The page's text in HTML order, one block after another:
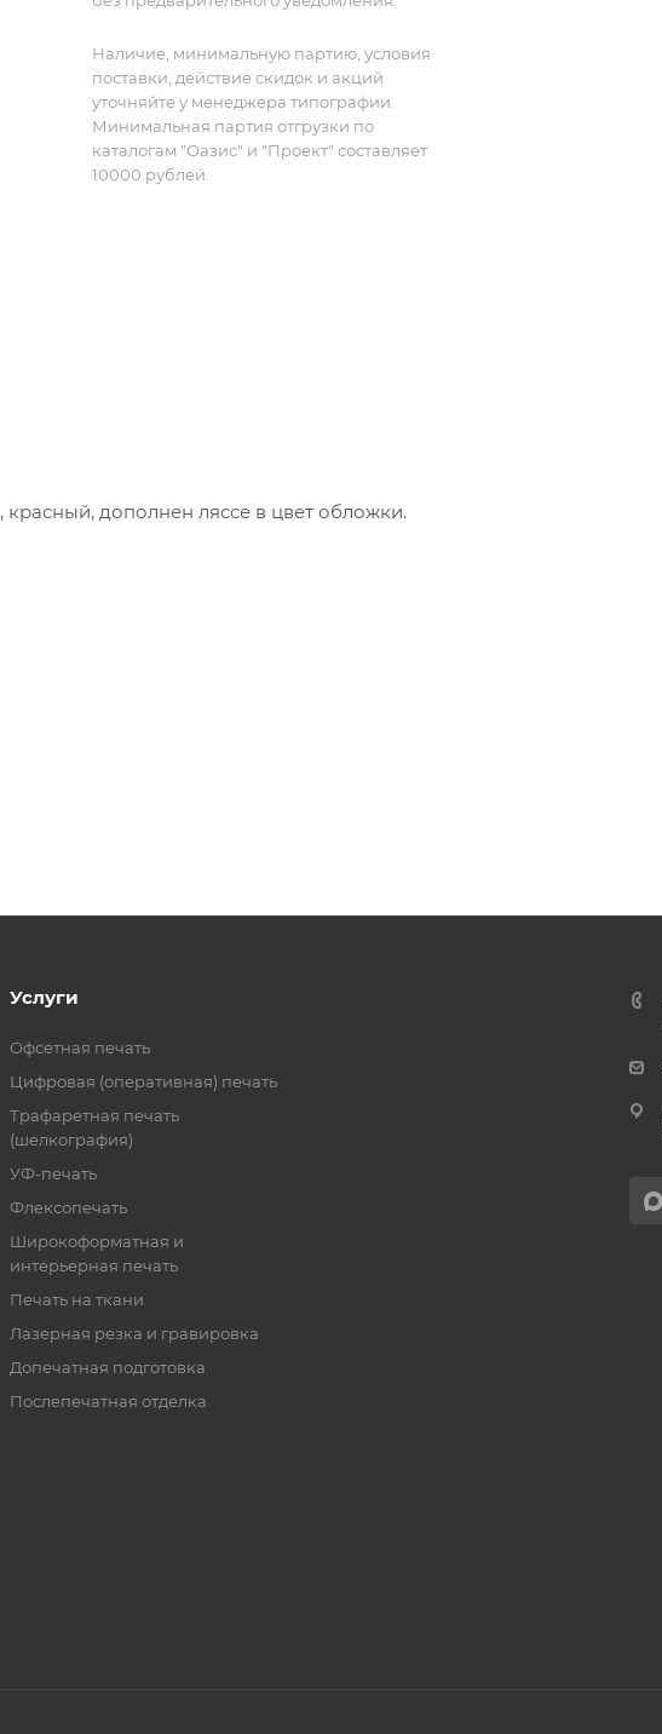
Наличие, минимальную партию, условия
поставки, действие скидок и акций
уточняйте у менеджера типографии.
Минимальная партия отгрузки по
каталогам "Оазис" и "Проект" составляет
10000 рублей.
дополнен ляссе в цвет обложки.
Услуги
Офсетная печать
Цифровая (оперативная) печать
Трафаретная печать
(шелкография)
УФ-печать
Флексопечать
Широкоформатная и
интерьерная печать
Печать на ткани
Лазерная резка и гравировка
Допечатная подготовка
Послепечатная отделка